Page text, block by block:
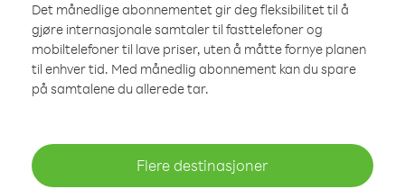
Det månedlige abonnementet gir deg fleksibilitet til å
gjøre internasjonale samtaler til fasttelefoner og
mobiltelefoner til lave priser, uten å måtte fornye planen
til enhver tid. Med månedlig abonnement kan du spare
på samtalene du allerede tar.
Flere destinasjoner